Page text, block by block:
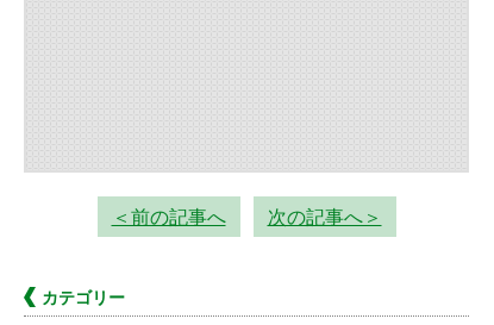
＜前の記事へ 次の記事へ＞
カテゴリー